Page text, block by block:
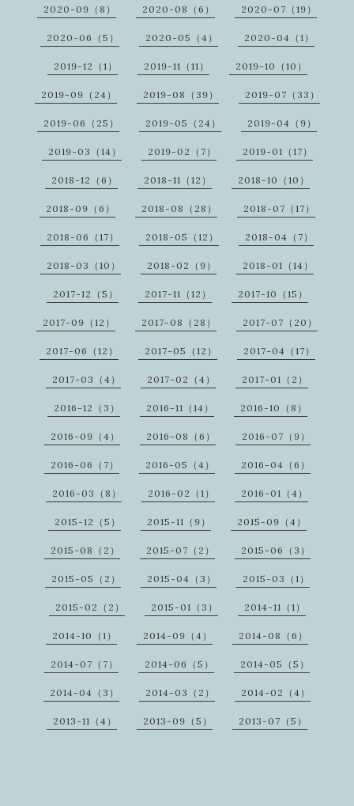
2020-09（8） 2020-08（6） 2020-07（19）
2020-06（5） 2020-05（4） 2020-04（1）
2019-12（1） 2019-11（11） 2019-10（10）
2019-09（24） 2019-08（39） 2019-07（33）
2019-06（25） 2019-05（24） 2019-04（9）
2019-03（14） 2019-02（7） 2019-01（17）
2018-12（6） 2018-11（12） 2018-10（10）
2018-09（6） 2018-08（28） 2018-07（17）
2018-06（17） 2018-05（12） 2018-04（7）
2018-03（10） 2018-02（9） 2018-01（14）
2017-12（5） 2017-11（12） 2017-10（15）
2017-09（12） 2017-08（28） 2017-07（20）
2017-06（12） 2017-05（12） 2017-04（17）
2017-03（4） 2017-02（4） 2017-01（2）
2016-12（3） 2016-11（14） 2016-10（8）
2016-09（4） 2016-08（6） 2016-07（9）
2016-06（7） 2016-05（4） 2016-04（6）
2016-03（8） 2016-02（1） 2016-01（4）
2015-12（5） 2015-11（9） 2015-09（4）
2015-08（2） 2015-07（2） 2015-06（3）
2015-05（2） 2015-04（3） 2015-03（1）
2015-02（2） 2015-01（3） 2014-11（1）
2014-10（1） 2014-09（4） 2014-08（6）
2014-07（7） 2014-06（5） 2014-05（5）
2014-04（3） 2014-03（2） 2014-02（4）
2013-11（4） 2013-09（5） 2013-07（5）